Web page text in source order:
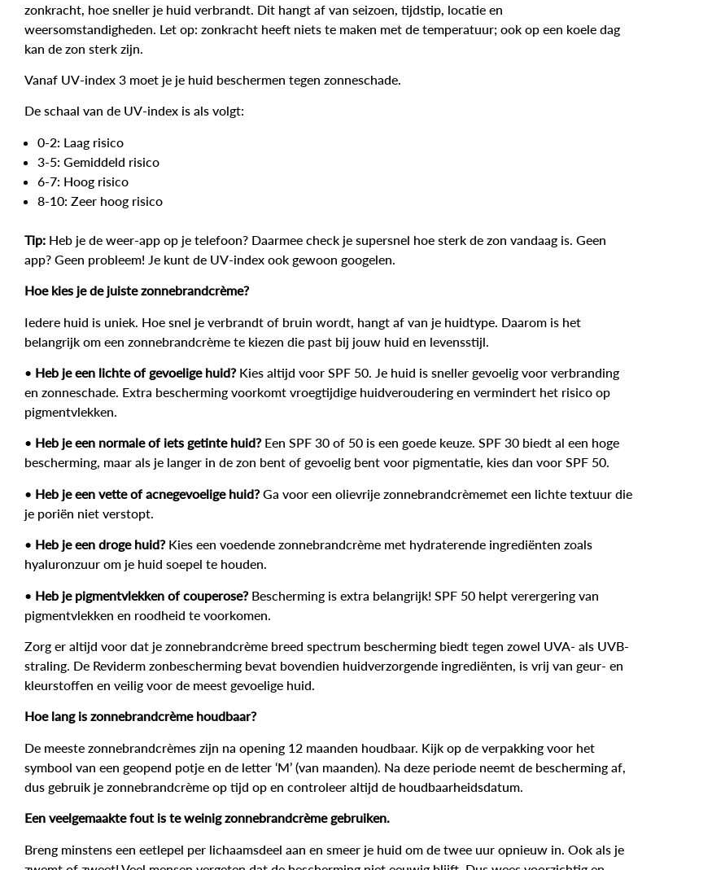
zonkracht, hoe sneller je huid verbrandt. Dit hangt af van seizoen, tijdstip, locatie en
weersomstandigheden. Let op: zonkracht heeft niets te maken met de temperatuur; ook op een koele dag
kan de zon sterk zijn.
Vanaf UV-index 3 moet je je huid beschermen tegen zonneschade.
De schaal van de UV-index is als volgt:
0-2: Laag risico
3-5: Gemiddeld risico
6-7: Hoog risico
8-10: Zeer hoog risico
Tip: Heb je de weer-app op je telefoon? Daarmee check je supersnel hoe sterk de zon vandaag is. Geen
app? Geen probleem! Je kunt de UV-index ook gewoon googelen.
Hoe kies je de juiste zonnebrandcrème?
Iedere huid is uniek. Hoe snel je verbrandt of bruin wordt, hangt af van je huidtype. Daarom is het
belangrijk om een zonnebrandcrème te kiezen die past bij jouw huid en levensstijl.
• Heb je een lichte of gevoelige huid?Kies altijd voor SPF 50. Je huid is sneller gevoelig voor verbranding
en zonneschade. Extra bescherming voorkomt vroegtijdige huidveroudering en vermindert het risico op
pigmentvlekken.
• Heb je een normale of iets getinte huid?Een SPF 30 of 50 is een goede keuze. SPF 30 biedt al een hoge
bescherming, maar als je langer in de zon bent of gevoelig bent voor pigmentatie, kies dan voor SPF 50.
• Heb je een vette of acnegevoelige huid?Ga voor een olievrije zonnebrandcrèmemet een lichte textuur die
je poriën niet verstopt.
• Heb je een droge huid?Kies een voedende zonnebrandcrème met hydraterende ingrediënten zoals
hyaluronzuur om je huid soepel te houden.
• Heb je pigmentvlekken of couperose?Bescherming is extra belangrijk! SPF 50 helpt verergering van
pigmentvlekken en roodheid te voorkomen.
Zorg er altijd voor dat je zonnebrandcrème breed spectrum bescherming biedt tegen zowel UVA- als UVB-
straling. De Reviderm zonbescherming bevat bovendien huidverzorgende ingrediënten, is vrij van geur- en
kleurstoffen en veilig voor de meest gevoelige huid.
Hoe lang is zonnebrandcrème houdbaar?
De meeste zonnebrandcrèmes zijn na opening 12 maanden houdbaar. Kijk op de verpakking voor het
symbool van een geopend potje en de letter ‘M’ (van maanden). Na deze periode neemt de bescherming af,
dus gebruik je zonnebrandcrème op tijd op en controleer altijd de houdbaarheidsdatum.
Een veelgemaakte fout is te weinig zonnebrandcrème gebruiken.
Breng minstens een eetlepel per lichaamsdeel aan en smeer je huid om de twee uur opnieuw in. Ook als je